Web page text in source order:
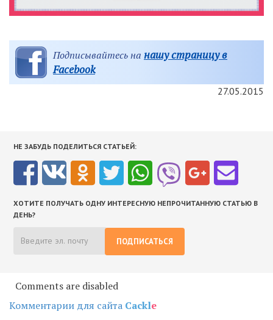
Подписывайтесь на нашу страницу в
Facebook
27.05.2015
НЕ ЗАБУДЬ ПОДЕЛИТЬСЯ СТАТЬЕЙ:
ХОТИТЕ ПОЛУЧАТЬ ОДНУ ИНТЕРЕСНУЮ НЕПРОЧИТАННУЮ СТАТЬЮ В
ДЕНЬ?
ПОДПИСАТЬСЯ
Comments are disabled
Комментарии для сайта Cackle